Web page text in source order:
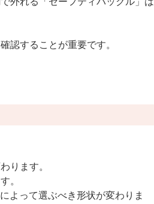
認することが重要です。
ります。
。
よって選ぶべき形状が変わりま